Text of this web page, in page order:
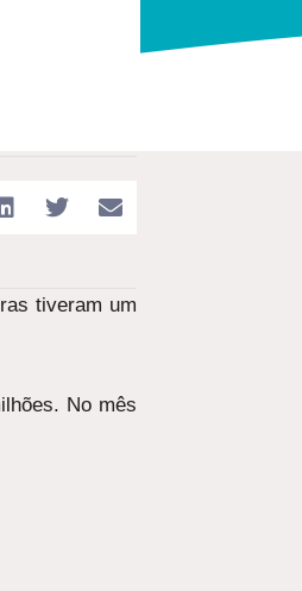
tiveram um
No mês